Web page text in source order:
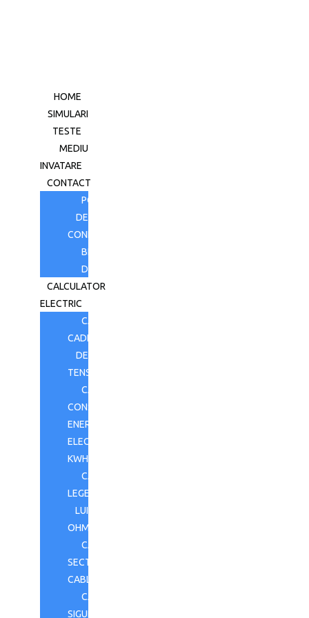
HOME
SIMULARI
TESTE
MEDIU
INVATARE
CONTACT
POLITICA
DE
CONFIDENTIALITATE
BLOG
DESPRE
CALCULATOR
ELECTRIC
CALCULATOR
CADERE
DE
TENSIUNE
CALCULATOR
CONSUM
ENERGIE
ELECTRICĂ
KWH
CALCULATOR
LEGEA
LUI
OHM
CALCULATOR
SECTIUNE
CABLU
CALCULATOR
SIGURANTE